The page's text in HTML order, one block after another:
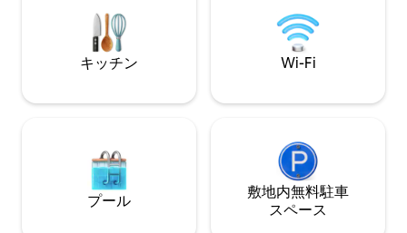
トルダムの試合を観戦した翌日にはベア
ーズを観戦しましょう。
デッキのホットタ
バーガスグリルで
日と湖の景色をお楽
ル。
キッチン Wi-Fi
プール
敷地内無料駐⁠車
ス⁠ペ⁠ー⁠ス